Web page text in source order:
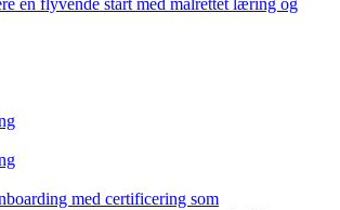
en flyvende start med målrettet læring og
med certificering som